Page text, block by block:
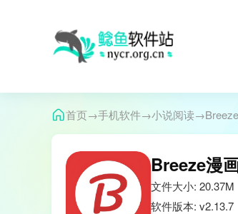
首页→手机软件→小说阅读→
Breeze漫
文件大小: 20.37M
软件版本: v2.13.7